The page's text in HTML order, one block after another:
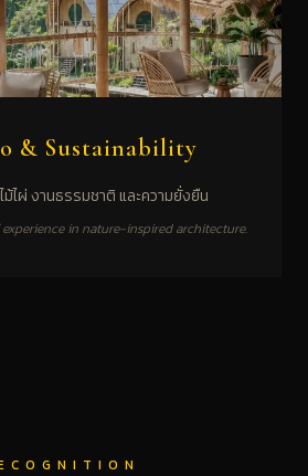
& Sustainability
ไผ่ งานธรรมชาติ และความยั่งยืน
in nature-inspired architecture.